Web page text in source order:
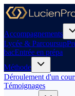
Accompagnements
Lycée & Parcoursup
bacEntrée en prépa
Méthode
Déroulement d'un
Témoignages